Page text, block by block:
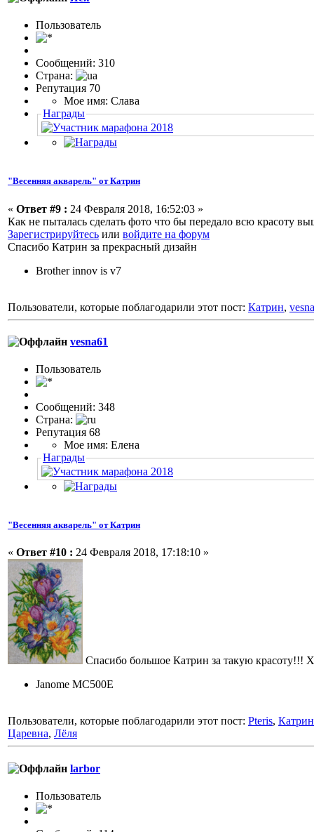
Пользовaтeль
Сообщений: 310
Страна:
Репутация 70
Мое имя: Слава
Награды
"Весенняя акварель" от Катрин
« Ответ #9 : 24 Февраля 2018, 16:52:03 »
Как не пыталась сделать фото что бы передало всю красоту
Зарегистрируйтесь или войдите на форум
Спасибо Катрин за прекрасный дизайн
Brother innov is v7
Пользователи, которые поблагодарили этот пост: Катрин,
vesna61
Пользовaтeль
Сообщений: 348
Страна:
Репутация 68
Мое имя: Елена
Награды
"Весенняя акварель" от Катрин
« Ответ #10 : 24 Февраля 2018, 17:18:10 »
Спасибо большое Катрин за такую красоту!!!
Janome MC500E
Пользователи, которые поблагодарили этот пост: Pteris, Катрин
Царевна, Лёля
larbor
Пользовaтeль